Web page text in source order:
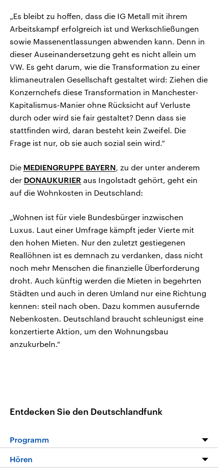
„Es bleibt zu hoffen, dass die IG Metall mit ihrem
Arbeitskampf erfolgreich ist und Werkschließungen
sowie Massenentlassungen abwenden kann. Denn in
dieser Auseinandersetzung geht es nicht allein um
VW. Es geht darum, wie die Transformation zu einer
klimaneutralen Gesellschaft gestaltet wird: Ziehen die
Konzernchefs diese Transformation in Manchester-
Kapitalismus-Manier ohne Rücksicht auf Verluste
durch oder wird sie fair gestaltet? Denn dass sie
stattfinden wird, daran besteht kein Zweifel. Die
Frage ist nur, ob sie auch sozial sein wird.“
Die MEDIENGRUPPE BAYERN, zu der unter anderem
der DONAUKURIER aus Ingolstadt gehört, geht ein
auf die Wohnkosten in Deutschland:
„Wohnen ist für viele Bundesbürger inzwischen
Luxus. Laut einer Umfrage kämpft jeder Vierte mit
den hohen Mieten. Nur den zuletzt gestiegenen
Reallöhnen ist es demnach zu verdanken, dass nicht
noch mehr Menschen die finanzielle Überforderung
droht. Auch künftig werden die Mieten in begehrten
Städten und auch in deren Umland nur eine Richtung
kennen: steil nach oben. Dazu kommen ausufernde
Nebenkosten. Deutschland braucht schleunigst eine
konzertierte Aktion, um den Wohnungsbau
anzukurbeln.“
Entdecken Sie den Deutschlandfunk
Programm
Programm
Hören